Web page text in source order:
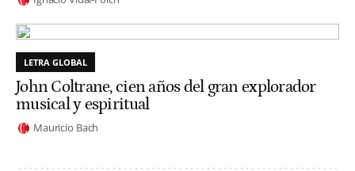
LETRA GLOBAL
John Coltrane, cien años del gran explorador
musical y espiritual
Mauricio Bach